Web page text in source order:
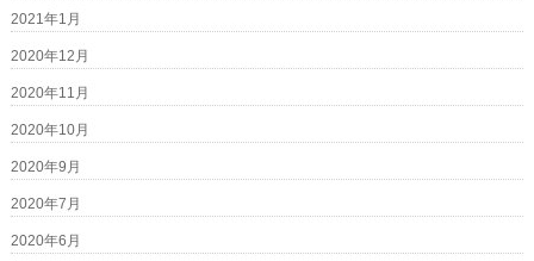
2021年1月
2020年12月
2020年11月
2020年10月
2020年9月
2020年7月
2020年6月